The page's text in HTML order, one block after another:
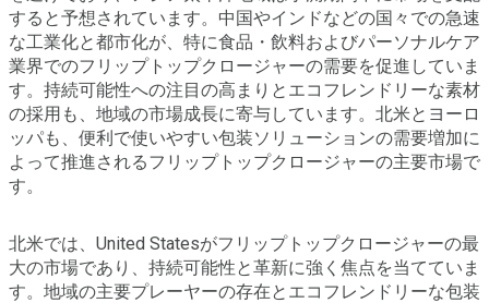
すると予想されています。中国やインドなどの国々での急速
な工業化と都市化が、特に食品・飲料およびパーソナルケア
業界でのフリップトップクロージャーの需要を促進していま
す。持続可能性への注目の高まりとエコフレンドリーな素材
の採用も、地域の市場成長に寄与しています。北米とヨーロ
ッパも、便利で使いやすい包装ソリューションの需要増加に
よって推進されるフリップトップクロージャーの主要市場で
す。
北米では、United Statesがフリップトップクロージャーの最
大の市場であり、持続可能性と革新に強く焦点を当てていま
す。地域の主要プレーヤーの存在とエコフレンドリーな包装